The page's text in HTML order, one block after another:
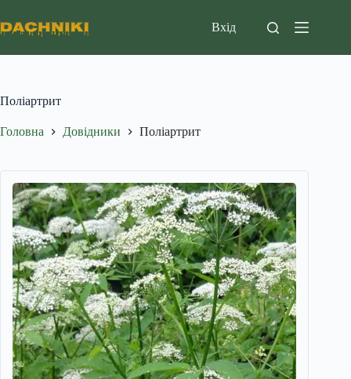
до
вмісту
Вхід
Поліартрит
Головна Довідники Поліартрит